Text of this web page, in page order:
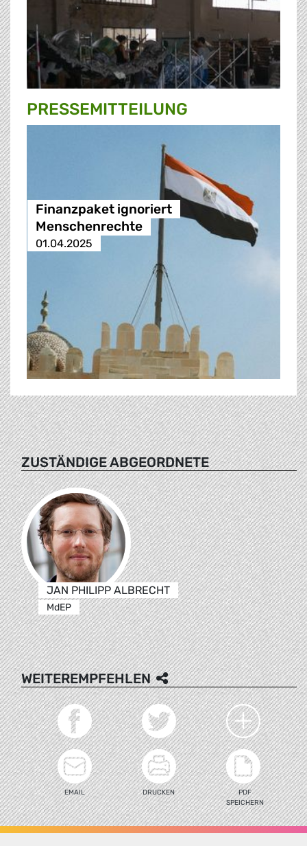
PRESSE­MITTEILUNG
Finanzpaket ignoriert
Menschenrechte
01.04.2025
ZUSTÄNDIGE ABGEORDNETE
JAN PHILIPP ALBRECHT
MdEP
WEITEREMPFEHLEN
EMAIL DRUCKEN
PDF
SPEICHERN